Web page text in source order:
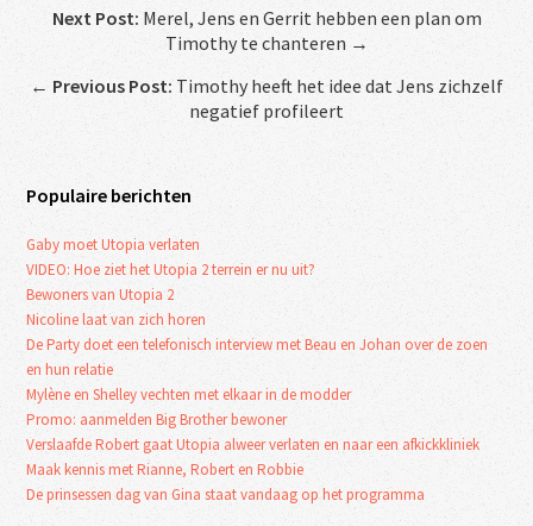
Next Post: Merel, Jens en Gerrit hebben een plan om
Timothy te chanteren →
← Previous Post: Timothy heeft het idee dat Jens zichzelf
negatief profileert
Populaire berichten
Gaby moet Utopia verlaten
VIDEO: Hoe ziet het Utopia 2 terrein er nu uit?
Bewoners van Utopia 2
Nicoline laat van zich horen
De Party doet een telefonisch interview met Beau en Johan over de zoen
en hun relatie
Mylène en Shelley vechten met elkaar in de modder
Promo: aanmelden Big Brother bewoner
Verslaafde Robert gaat Utopia alweer verlaten en naar een afkickkliniek
Maak kennis met Rianne, Robert en Robbie
De prinsessen dag van Gina staat vandaag op het programma